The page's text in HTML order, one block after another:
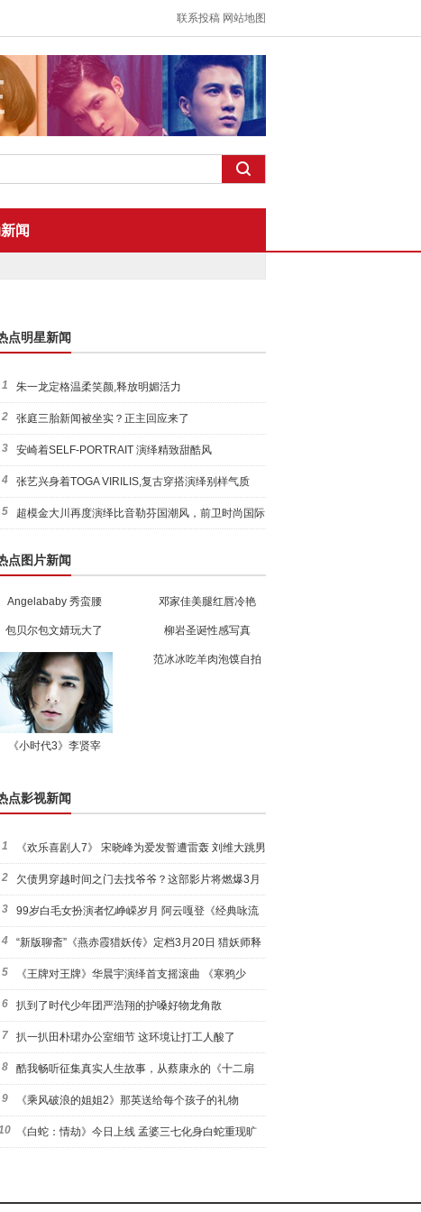
联系投稿 网站地图
闻
点明星新闻
1 朱一龙定格温柔笑颜,释放明媚活力
2 张庭三胎新闻被坐实？正主回应来了
3 安崎着SELF-PORTRAIT 演绎精致甜酷风
4 张艺兴身着TOGA VIRILIS,复古穿搭演绎别样气质
5 超模金大川再度演绎比音勒芬国潮风，前卫时尚国际
点图片新闻
Angelababy 秀蛮腰 邓家佳美腿红唇冷艳
包贝尔包文婧玩大了 柳岩圣诞性感写真
《小时代3》李贤宰
范冰冰吃羊肉泡馍自拍
点影视新闻
1 《欢乐喜剧人7》 宋晓峰为爱发誓遭雷轰 刘维大跳男
团舞
2 欠债男穿越时间之门去找爷爷？这部影片将燃爆3月
院线档！
3 99岁白毛女扮演者忆峥嵘岁月 阿云嘎登《经典咏流
传》致敬
4 “新版聊斋”《燕赤霞猎妖传》定档3月20日 猎妖师释
小龙
5 《王牌对王牌》华晨宇演绎首支摇滚曲 《寒鸦少
年》即将上
6 扒到了时代少年团严浩翔的护嗓好物龙角散
7 扒一扒田朴珺办公室细节 这环境让打工人酸了
8 酷我畅听征集真实人生故事，从蔡康永的《十二扇
窗》中看百
9 《乘风破浪的姐姐2》那英送给每个孩子的礼物
《白蛇：情劫》今日上线 孟婆三七化身白蛇重现旷